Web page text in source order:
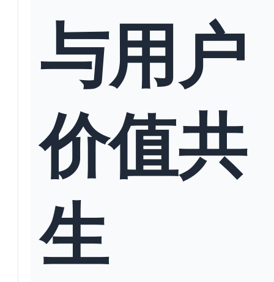
与用户
价值共
生